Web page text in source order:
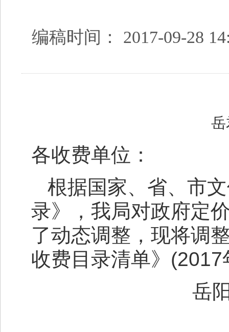
编稿时间： 2017-09-28
各收费单位：
根据国家、省、市
录》，我局对政府定
了动态调整，现将调
收费目录清单》
岳